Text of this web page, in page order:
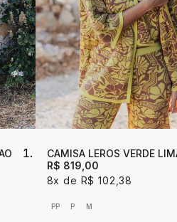
CAMISA LEROS VERDE
R$ 819,00
8x
R$ 102,38
PP P M